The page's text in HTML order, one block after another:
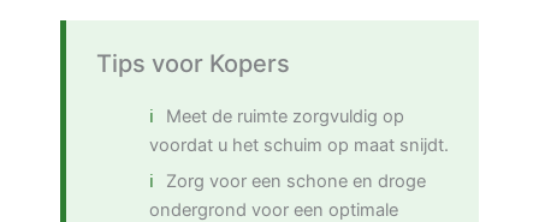
Tips voor Kopers
Meet de ruimte zorgvuldig op
voordat u het schuim op maat snijdt.
Zorg voor een schone en droge
ondergrond voor een optimale